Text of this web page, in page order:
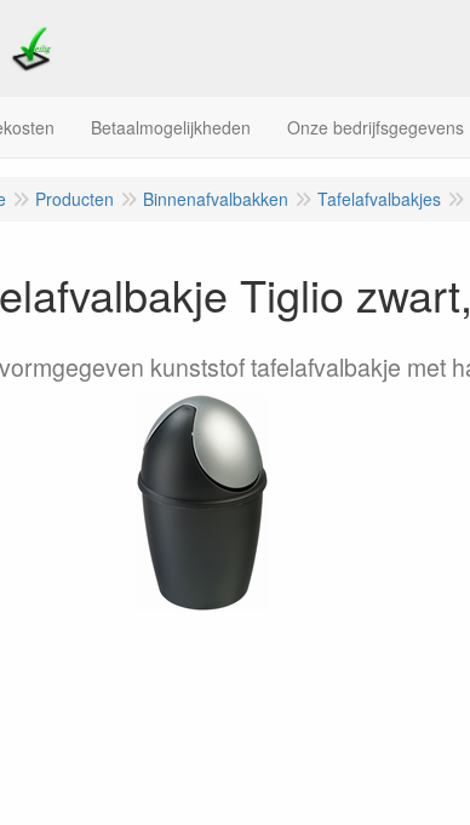
Betaalmogelijkheden Onze bedrijfsgegevens
Producten Binnenafvalbakken Tafelafvalbakjes
Tiglio
kunststof tafelafvalbakje met